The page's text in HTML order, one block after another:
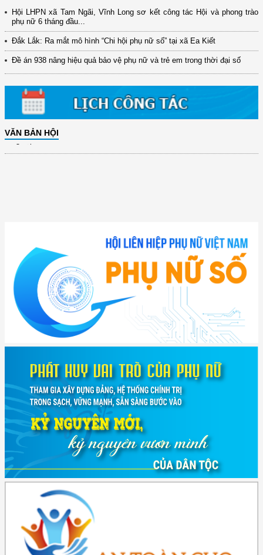
Hội LHPN xã Tam Ngãi, Vĩnh Long sơ kết công tác Hội và phong trào
phụ nữ 6 tháng đầu...
Đắk Lắk: Ra mắt mô hình “Chi hội phụ nữ số” tại xã Ea Kiết
Đề án 938 nâng hiệu quả bảo vệ phụ nữ và trẻ em trong thời đại số
VĂN BẢN HỘI
(898/KH/ĐCT) Kế hoạch thực hiện Quyết định số 2415/QĐ-TTg ngày
31/10/2025 ...
(417/QĐ-BNNMT) Quyết định phê duyệt Chương trình mục tiêu quốc gia
xây dựng ...
(891/KH-ĐCT) Kế hoạch thực hiện Nghị quyết số 72-NQ/TW ngày
9/9/2025 của Bộ ...
(2415/QĐ-TTg) Quyết định về việc phê duyệt Đề án Hỗ trợ Phụ nữ khởi
nghiệp ...